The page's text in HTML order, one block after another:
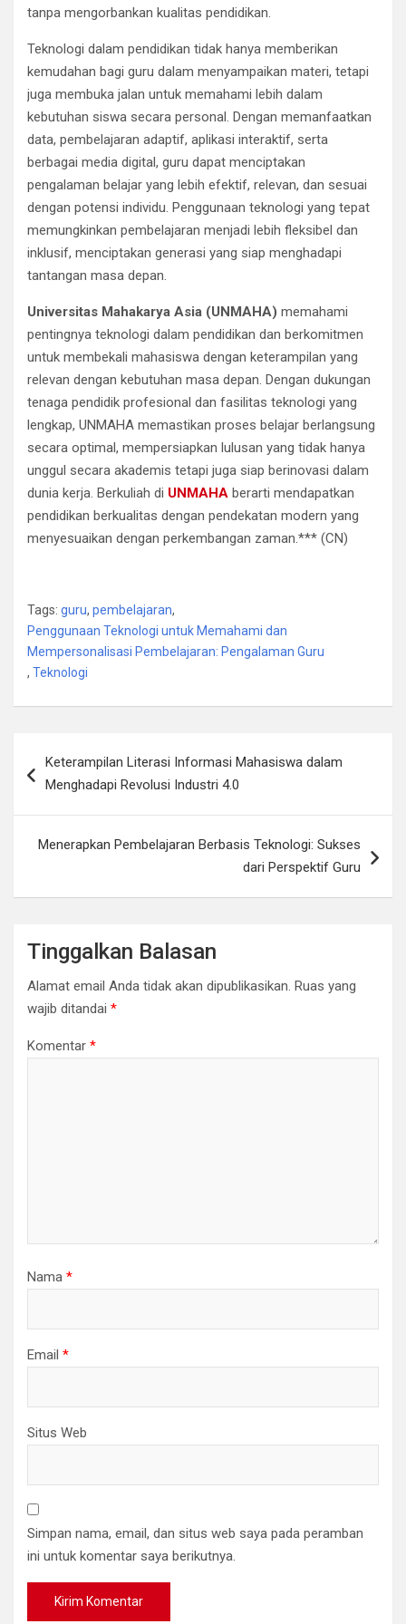
tanpa mengorbankan kualitas pendidikan.
Teknologi dalam pendidikan tidak hanya memberikan
kemudahan bagi guru dalam menyampaikan materi, tetapi
juga membuka jalan untuk memahami lebih dalam
kebutuhan siswa secara personal. Dengan memanfaatkan
data, pembelajaran adaptif, aplikasi interaktif, serta
berbagai media digital, guru dapat menciptakan
pengalaman belajar yang lebih efektif, relevan, dan sesuai
dengan potensi individu. Penggunaan teknologi yang tepat
memungkinkan pembelajaran menjadi lebih fleksibel dan
inklusif, menciptakan generasi yang siap menghadapi
tantangan masa depan.
Universitas Mahakarya Asia (UNMAHA) memahami
pentingnya teknologi dalam pendidikan dan berkomitmen
untuk membekali mahasiswa dengan keterampilan yang
relevan dengan kebutuhan masa depan. Dengan dukungan
tenaga pendidik profesional dan fasilitas teknologi yang
lengkap, UNMAHA memastikan proses belajar berlangsung
secara optimal, mempersiapkan lulusan yang tidak hanya
unggul secara akademis tetapi juga siap berinovasi dalam
dunia kerja. Berkuliah di UNMAHA berarti mendapatkan
pendidikan berkualitas dengan pendekatan modern yang
menyesuaikan dengan perkembangan zaman.*** (CN)
Tags: guru, pembelajaran,
Penggunaan Teknologi untuk Memahami dan
Mempersonalisasi Pembelajaran: Pengalaman Guru
, Teknologi
posKeterampilan Literasi Informasi Mahasiswa dalam
Menghadapi Revolusi Industri 4.0
Menerapkan Pembelajaran Berbasis Teknologi: Sukses
dari Perspektif Guru
Tinggalkan Balasan
Alamat email Anda tidak akan dipublikasikan. Ruas yang
wajib ditandai *
Komentar *
Nama *
Email *
Situs Web
Simpan nama, email, dan situs web saya pada peramban
ini untuk komentar saya berikutnya.